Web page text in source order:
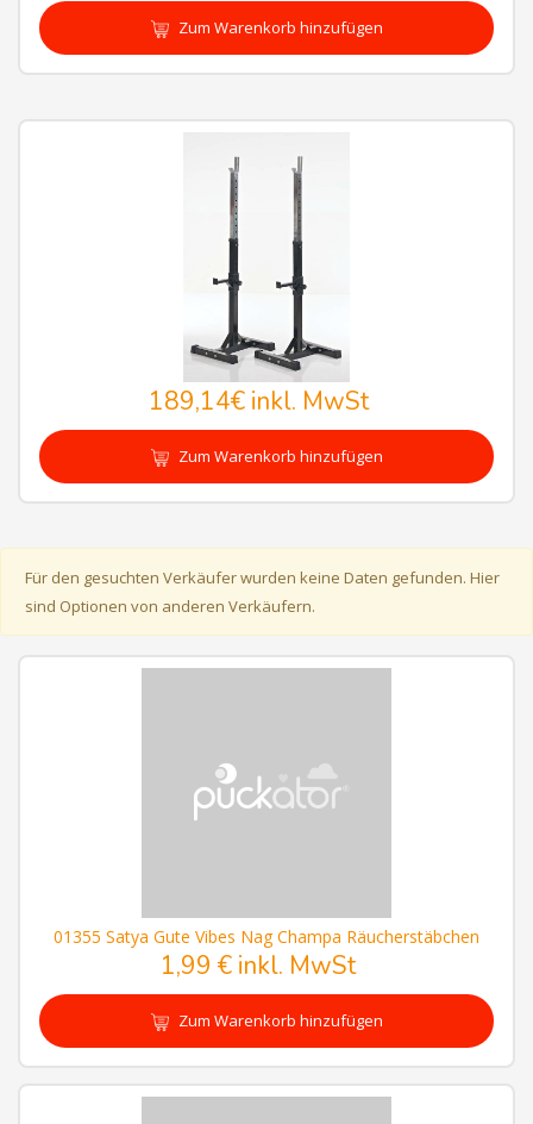
Zum Warenkorb hinzufügen
189,14€inkl. MwSt
Zum Warenkorb hinzufügen
Für den gesuchten Verkäufer wurden keine Daten gefunden. Hier
sind Optionen von anderen Verkäufern.
01355 Satya Gute Vibes Nag Champa Räucherstäbchen
1,99 € inkl. MwSt
Zum Warenkorb hinzufügen